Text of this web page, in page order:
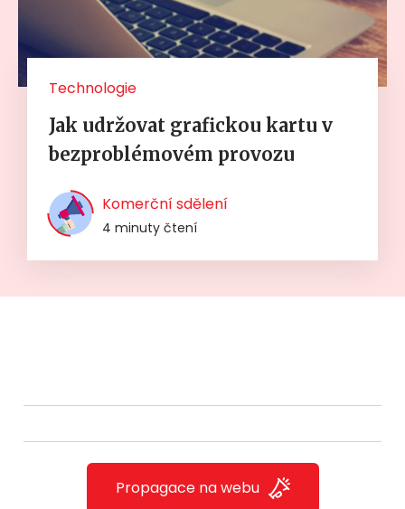
Technologie
Jak udržovat grafickou kartu v
bezproblémovém provozu
Komerční sdělení
4 minuty čtení
Propagace na webu